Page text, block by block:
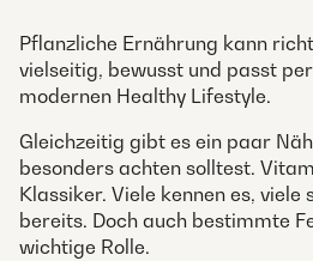
Pflanzliche Ernährung kann
vielseitig, bewusst und passt
modernen Healthy Lifestyle.
Gleichzeitig gibt es ein paar
besonders achten solltest.
Klassiker. Viele kennen es, viele
bereits. Doch auch bestimmte
wichtige Rolle.